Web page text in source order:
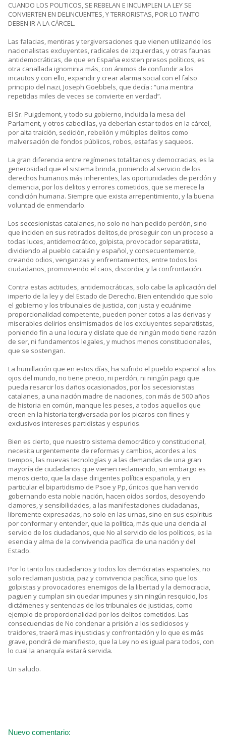
CUANDO LOS POLITICOS, SE REBELAN E INCUMPLEN LA LEY SE
CONVIERTEN EN DELINCUENTES, Y TERRORISTAS, POR LO TANTO
DEBEN IR A LA CÁRCEL.
Las falacias, mentiras y tergiversaciones que vienen utilizando los
nacionalistas excluyentes, radicales de izquierdas, y otras faunas
antidemocráticas, de que en España existen presos políticos, es
otra canallada ignominia más, con ánimos de confundir a los
incautos y con ello, expandir y crear alarma social con el falso
principio del nazi, Joseph Goebbels, que decía : “una mentira
repetidas miles de veces se convierte en verdad”.
El Sr. Puigdemont, y todo su gobierno, incluida la mesa del
Parlament, y otros cabecillas, ya deberían estar todos en la cárcel,
por alta traición, sedición, rebelión y múltiples delitos como
malversación de fondos públicos, robos, estafas y saqueos.
La gran diferencia entre regímenes totalitarios y democracias, es la
generosidad que el sistema brinda, poniendo al servicio de los
derechos humanos más inherentes, las oportunidades de perdón y
clemencia, por los delitos y errores cometidos, que se merece la
condición humana. Siempre que exista arrepentimiento, y la buena
voluntad de enmendarlo.
Los secesionistas catalanes, no solo no han pedido perdón, sino
que inciden en sus retirados delitos,de proseguir con un proceso a
todas luces, antidemocrático, golpista, provocador separatista,
dividiendo al pueblo catalán y español, y consecuentemente,
creando odios, venganzas y enfrentamientos, entre todos los
ciudadanos, promoviendo el caos, discordia, y la confrontación.
Contra estas actitudes, antidemocráticas, solo cabe la aplicación del
imperio de la ley y del Estado de Derecho. Bien entendido que solo
el gobierno y los tribunales de justicia, con justa y ecuánime
proporcionalidad competente, pueden poner cotos a las derivas y
miserables delirios ensimismados de los excluyentes separatistas,
poniendo fin a una locura y dislate que de ningún modo tiene razón
de ser, ni fundamentos legales, y muchos menos constitucionales,
que se sostengan.
La humillación que en estos días, ha sufrido el pueblo español a los
ojos del mundo, no tiene precio, ni perdón, ni ningún pago que
pueda resarcir los daños ocasionados, por los secesionistas
catalanes, a una nación madre de naciones, con más de 500 años
de historia en común, manque les peses, a todos aquellos que
creen en la historia tergiversada por los picaros con fines y
exclusivos intereses partidistas y espurios.
Bien es cierto, que nuestro sistema democrático y constitucional,
necesita urgentemente de reformas y cambios, acordes a los
tiempos, las nuevas tecnologías y a las demandas de una gran
mayoría de ciudadanos que vienen reclamando, sin embargo es
menos cierto, que la clase dirigentes política española, y en
particular el bipartidismo de Psoe y Pp, únicos que han venido
gobernando esta noble nación, hacen oídos sordos, desoyendo
clamores, y sensibilidades, a las manifestaciones ciudadanas,
libremente expresadas, no solo en las urnas, sino en sus espíritus
por conformar y entender, que la política, más que una ciencia al
servicio de los ciudadanos, que No al servicio de los políticos, es la
esencia y alma de la convivencia pacífica de una nación y del
Estado.
Por lo tanto los ciudadanos y todos los demócratas españoles, no
solo reclaman justicia, paz y convivencia pacífica, sino que los
golpistas y provocadores enemigos de la libertad y la democracia,
paguen y cumplan sin quedar impunes y sin ningún resquicio, los
dictámenes y sentencias de los tribunales de justicias, como
ejemplo de proporcionalidad por los delitos cometidos. Las
consecuencias de No condenar a prisión a los sediciosos y
traidores, traerá mas injusticias y confrontación y lo que es más
grave, pondrá de manifiesto, que la Ley no es igual para todos, con
lo cual la anarquía estará servida.
Un saludo.
Nuevo comentario: